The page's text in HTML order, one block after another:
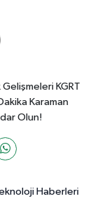
KGRT
Karaman
Olun!
Haberleri